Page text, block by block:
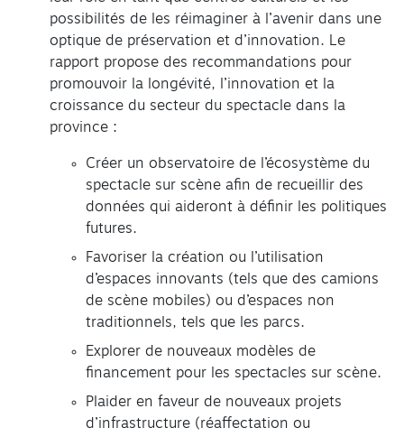
possibilités de les réimaginer à l’avenir dans une
optique de préservation et d’innovation. Le
rapport propose des recommandations pour
promouvoir la longévité, l’innovation et la
croissance du secteur du spectacle dans la
province :
Créer un observatoire de l’écosystème du
spectacle sur scène afin de recueillir des
données qui aideront à définir les politiques
futures.
Favoriser la création ou l’utilisation
d’espaces innovants (tels que des camions
de scène mobiles) ou d’espaces non
traditionnels, tels que les parcs.
Explorer de nouveaux modèles de
financement pour les spectacles sur scène.
Plaider en faveur de nouveaux projets
d’infrastructure (réaffectation ou